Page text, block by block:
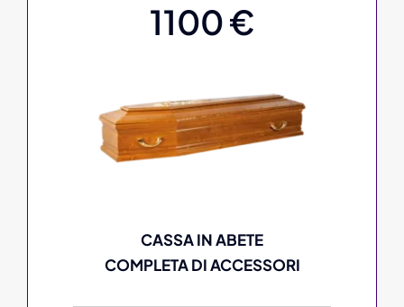
1100 €
CASSA IN ABETE
COMPLETA DI ACCESSORI